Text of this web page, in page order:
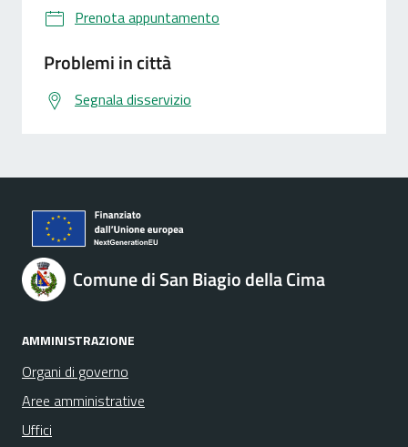
Prenota appuntamento
Problemi in città
Segnala disservizio
Comune di San Biagio della Cima
AMMINISTRAZIONE
Organi di governo
Aree amministrative
Uffici